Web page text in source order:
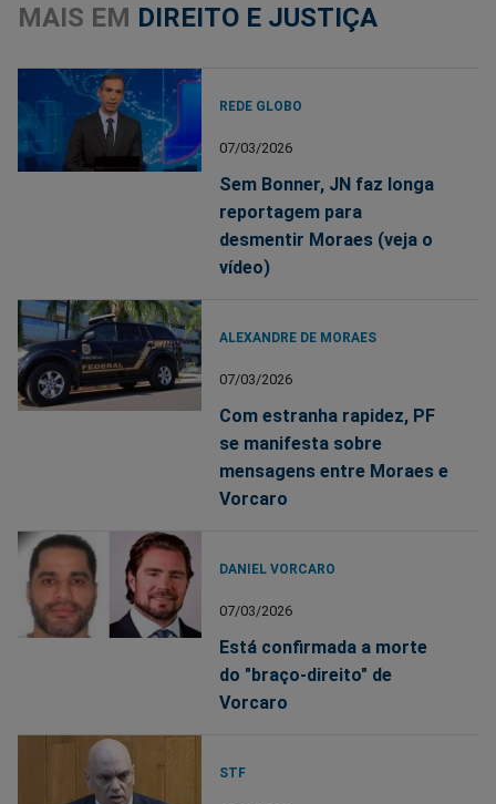
MAIS EM DIREITO E JUSTIÇA
REDE GLOBO
07/03/2026
Sem Bonner, JN faz longa
reportagem para
desmentir Moraes (veja o
vídeo)
ALEXANDRE DE MORAES
07/03/2026
Com estranha rapidez, PF
se manifesta sobre
mensagens entre Moraes e
Vorcaro
DANIEL VORCARO
07/03/2026
Está confirmada a morte
do "braço-direito" de
Vorcaro
STF